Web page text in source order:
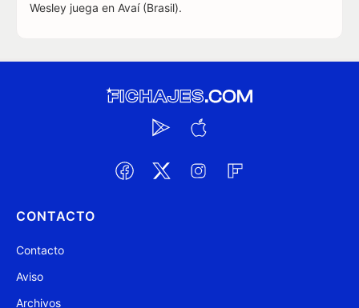
Wesley juega en Avaí (Brasil).
CONTACTO
Contacto
Aviso
Archivos